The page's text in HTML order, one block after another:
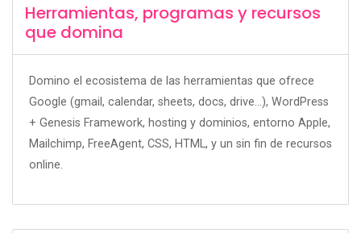
Herramientas, programas y recursos
que domina
Domino el ecosistema de las herramientas que ofrece
Google (gmail, calendar, sheets, docs, drive...), WordPress
+ Genesis Framework, hosting y dominios, entorno Apple,
Mailchimp, FreeAgent, CSS, HTML, y un sin fin de recursos
online.